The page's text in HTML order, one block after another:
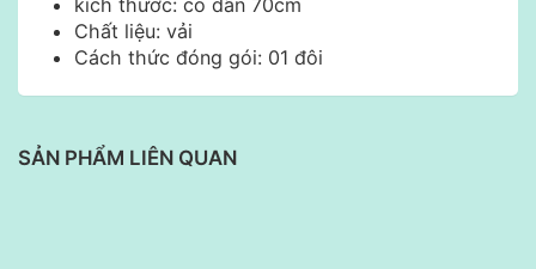
Chất liệu: vải
Cách thức đóng gói: 01 đôi
SẢN PHẨM LIÊN QUAN